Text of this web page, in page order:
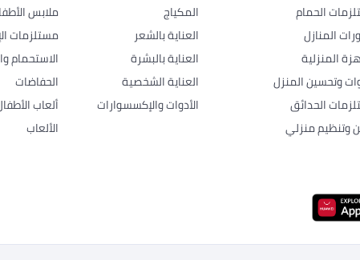
الحمام
المنازل
المنزلية
وتحسين المنزل
الحدائق
وتنظيم منزلي
المكياج
العناية بالشعر
العناية بالبشرة
العناية الشخصية
الأدوات والإكسسوارات
ملابس
مستلزمات
الاستحمام
الحفاضات
ألعاب
الألعاب